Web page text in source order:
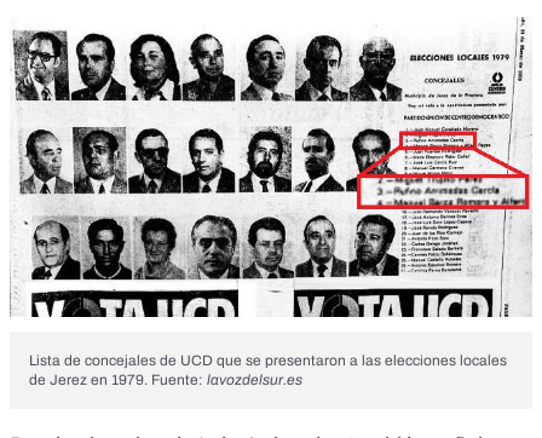
Lista de concejales de UCD que se presentaron a las elecciones locales
de Jerez en 1979. Fuente: lavozdelsur.es